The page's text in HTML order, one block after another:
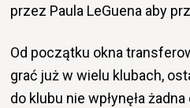
przez Paula LeGuena aby
Od początku okna
grać już w wielu klubach,
do klubu nie wpłynęła